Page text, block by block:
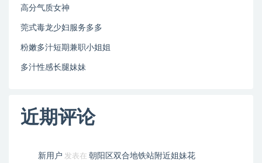
高分气质女神
莞式毒龙少妇服务多多
粉嫩多汁短期兼职小姐姐
多汁性感长腿妹妹
近期评论
新用户 发表在 朝阳区双合地铁站附近姐妹花